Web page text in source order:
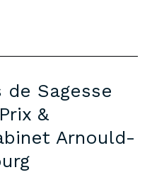
Sagesse
&
Arnould-